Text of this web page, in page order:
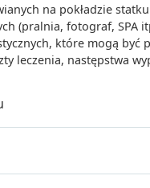
na pokładzie statku
(pralnia, fotograf, SPA
które mogą być
leczenia, następstwa